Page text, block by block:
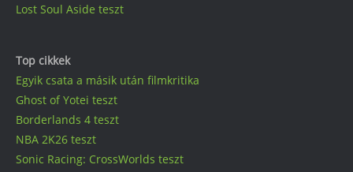
Lost Soul Aside teszt
Top cikkek
Egyik csata a másik után filmkritika
Ghost of Yotei teszt
Borderlands 4 teszt
NBA 2K26 teszt
Sonic Racing: CrossWorlds teszt